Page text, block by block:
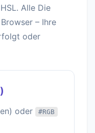
Alle Die
– Ihre
oder
oder #RGB